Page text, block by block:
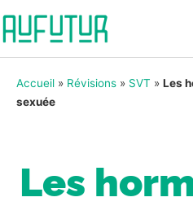
Accueil » Révisions » SVT » Les
sexuée
Les